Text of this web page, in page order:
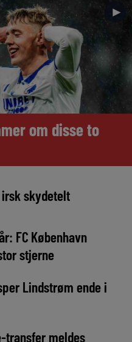
►
om disse to
skydetelt
FC København
stjerne
Lindstrøm ende i
transfer meldes